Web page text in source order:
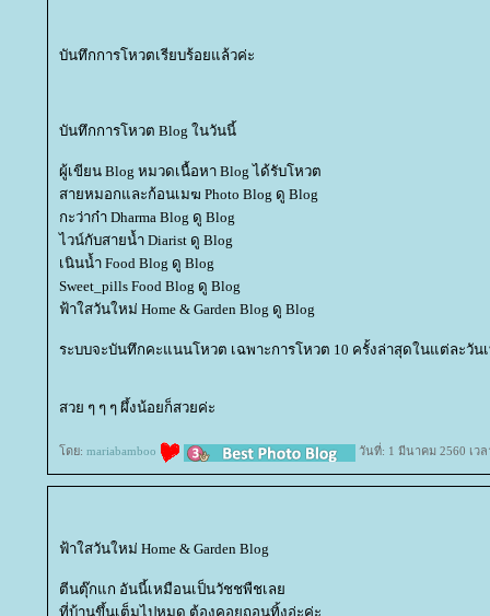
บันทึกการโหวตเรียบร้อยแล้วค่ะ
บันทึกการโหวต Blog ในวันนี้
ผู้เขียน Blog หมวดเนื้อหา Blog ได้รับโหวต
สายหมอกและก้อนเมฆ Photo Blog ดู Blog
กะว่าก๋า Dharma Blog ดู Blog
ไวน์กับสายน้ำ Diarist ดู Blog
เนินน้ำ Food Blog ดู Blog
Sweet_pills Food Blog ดู Blog
ฟ้าใสวันใหม่ Home & Garden Blog ดู Blog
ระบบจะบันทึกคะแนนโหวต เฉพาะการโหวต 10 ครั้งล่าสุดในแต่ละวัน
สวย ๆ ๆ ๆ ผึ้งน้อยก็สวยค่ะ
ดย: mariabamboo วันที่: 1 มีนาคม 2560 เวล
ฟ้าใสวันใหม่ Home & Garden Blog
ตีนตุ๊กแก อันนี้เหมือนเป็นวัชชพืชเล
ที่บ้านขึ้นเต็มไปหมด ต้องคอยถอนทิ้งอ่ะค่ะ